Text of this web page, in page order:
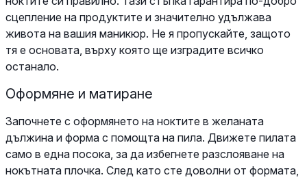
сцепление на продуктите и значително удължава
живота на вашия маникюр. Не я пропускайте, защото
тя е основата, върху която ще изградите всичко
останало.
Оформяне и матиране
Започнете с оформянето на ноктите в желаната
дължина и форма с помощта на пила. Движете пилата
само в една посока, за да избегнете разслояване на
нокътната плочка. След като сте доволни от формата,